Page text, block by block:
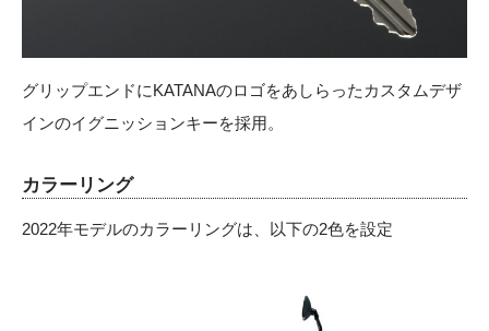
グリップエンドにKATANAのロゴをあしらったカスタムデザ
インのイグニッションキーを採用。
カラーリング
2022年モデルのカラーリングは、以下の2色を設定